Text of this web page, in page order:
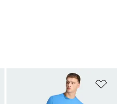
Favori Listesine Ekle